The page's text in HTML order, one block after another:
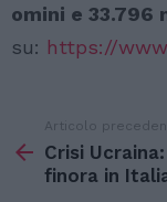
omini e 33.796
su: https://
di
Articolo
Crisi
finora in